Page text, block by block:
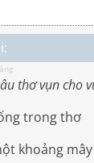
thơ vụn cho
trong thơ
khoảng